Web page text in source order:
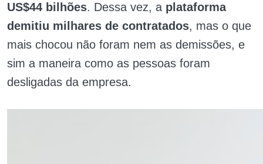
US$44 bilhões. Dessa vez, a plataforma
demitiu milhares de contratados, mas o que
mais chocou não foram nem as demissões, e
sim a maneira como as pessoas foram
desligadas da empresa.